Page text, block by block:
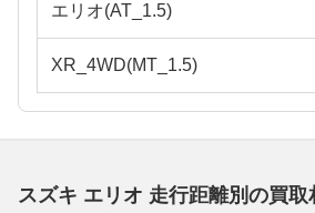
エリオ(AT_1.5)
XR_4WD(MT_1.5)
スズキ エリオ 走行距離別の買